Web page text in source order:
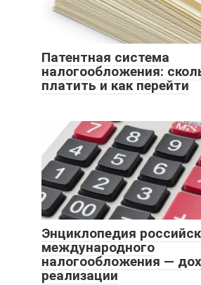
Патентная система
налогообложения:
платить и как перейти
Энциклопедия
международного
налогообложения —
реализации